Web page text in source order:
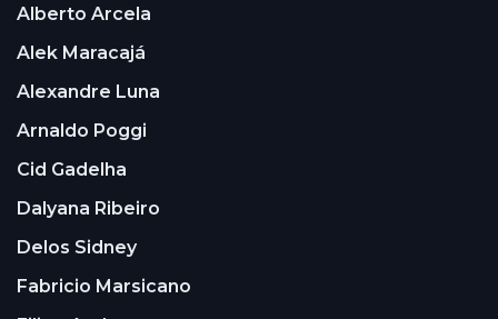
Alberto Arcela
Alek Maracajá
Alexandre Luna
Arnaldo Poggi
Cid Gadelha
Dalyana Ribeiro
Delos Sidney
Fabricio Marsicano